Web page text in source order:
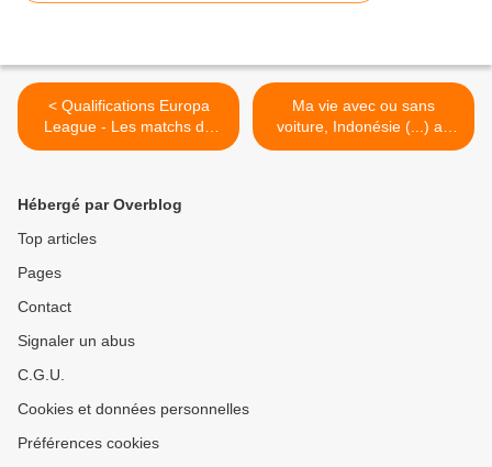
< Qualifications Europa
League - Les matchs du
Stade de Reims à suivre
Ma vie avec ou sans
voiture, Indonésie (...) au
sommaire du magazine
Hébergé par Overblog
Top articles
Pages
Contact
Signaler un abus
C.G.U.
Cookies et données personnelles
Préférences cookies